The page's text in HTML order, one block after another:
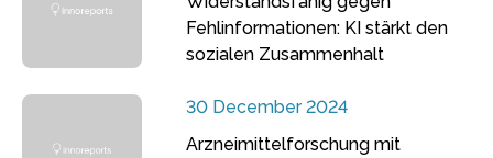
Fehlinformationen: KI stärkt den
sozialen Zusammenhalt
30 December 2024
Arzneimittelforschung mit